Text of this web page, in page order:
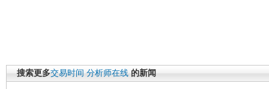
搜索更多交易时间 分析师在线 的新闻